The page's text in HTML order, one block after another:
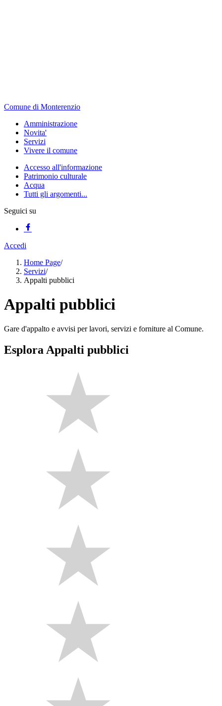
Comune di Monterenzio
Amministrazione
Novita'
Servizi
Vivere il comune
Accesso all'informazione
Patrimonio culturale
Acqua
Tutti gli argomenti...
Seguici su
Accedi
Home Page/
Servizi/
Appalti pubblici
Appalti pubblici
Gare d'appalto e avvisi per lavori, servizi e forniture al Comune.
Esplora Appalti pubblici